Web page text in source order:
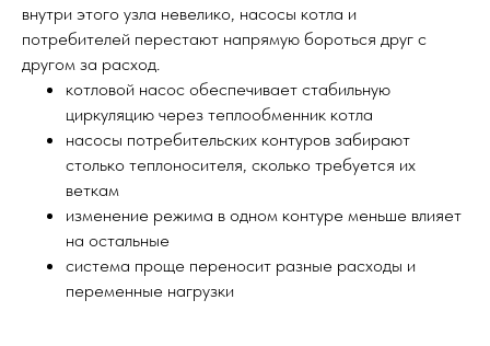
внутри этого узла невелико, насосы котла и
потребителей перестают напрямую бороться друг с
другом за расход.
котловой насос обеспечивает стабильную
циркуляцию через теплообменник котла
насосы потребительских контуров забирают
столько теплоносителя, сколько требуется их
веткам
изменение режима в одном контуре меньше влияет
на остальные
система проще переносит разные расходы и
переменные нагрузки